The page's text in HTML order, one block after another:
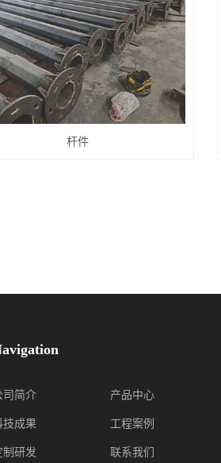
杆件
司简介 产品中心
技成果 工程案例
制研发 联系我们